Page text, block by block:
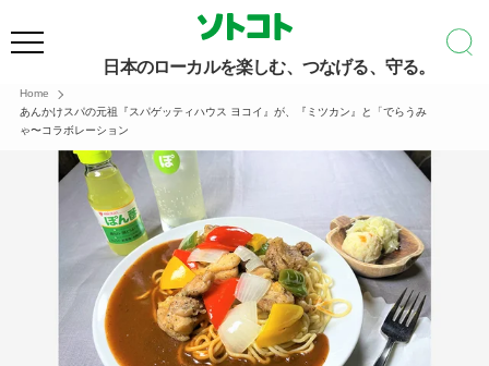
日本のローカルを楽しむ、つなげる、守る。
Home
あんかけスパの元祖『スパゲッティハウス ヨコイ』が、『ミツカン』と「でらうみ
ゃ〜コラボレーション